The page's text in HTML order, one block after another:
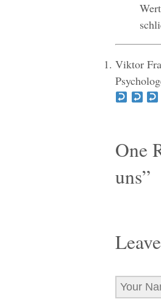
Viktor
One
uns”